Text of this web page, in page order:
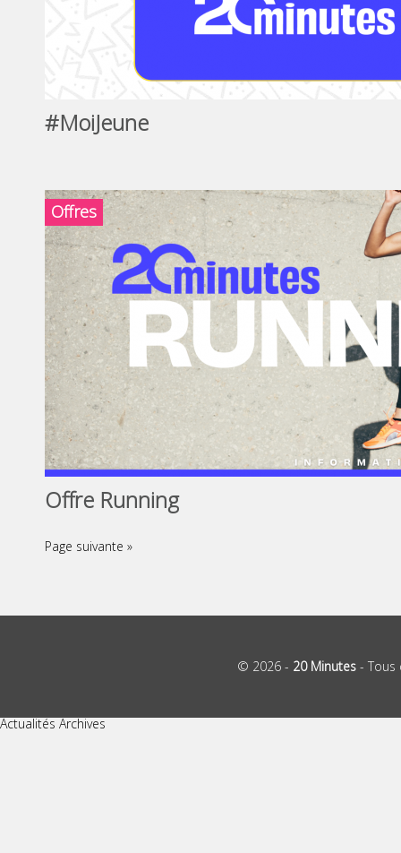
#MoiJeune
Offres
Offre Running
Page suivante »
© 2026 - 20 Minutes -
Actualités Archives